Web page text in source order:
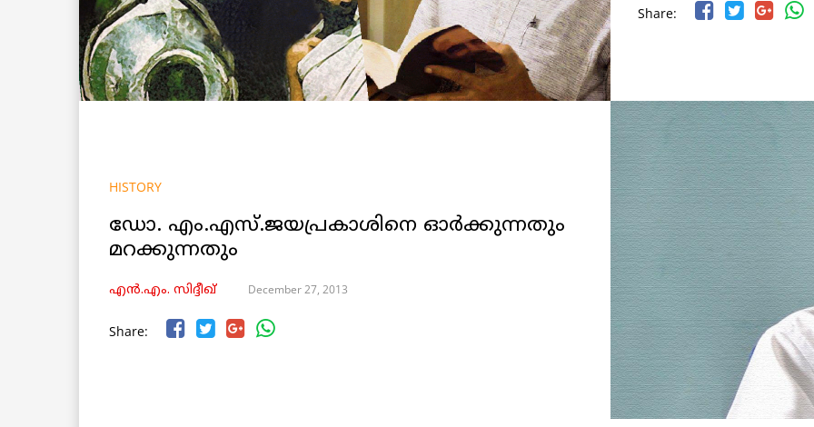
Share:
HISTORY
ഡോ. എം.എസ്.ജയപ്രകാശിനെ ഓര്‍ക്കുന്നതും
മറക്കുന്നതും
എൻ.എം. സിദ്ദീഖ് December 27, 2013
Share: